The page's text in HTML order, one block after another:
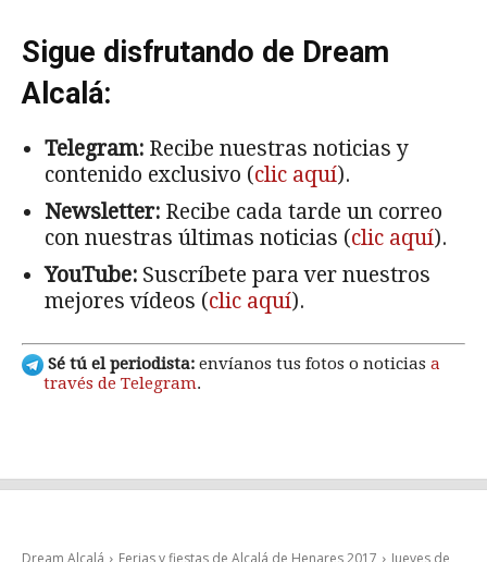
Sigue disfrutando de Dream
Alcalá:
Telegram: Recibe nuestras noticias y
contenido exclusivo (clic aquí).
Newsletter: Recibe cada tarde un correo
con nuestras últimas noticias (clic aquí).
YouTube: Suscríbete para ver nuestros
mejores vídeos (clic aquí).
Sé tú el periodista: envíanos tus fotos o noticias a
través de Telegram.